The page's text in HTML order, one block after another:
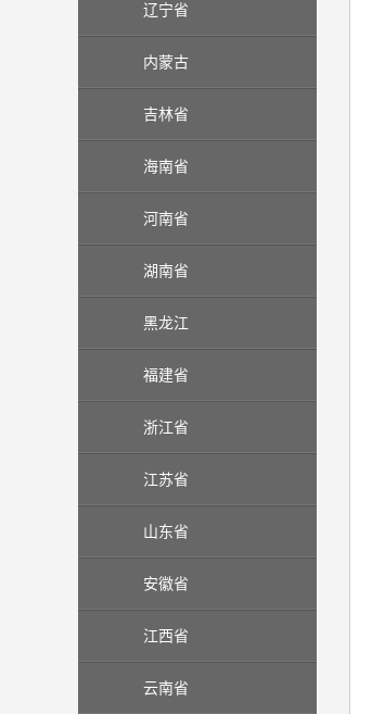
辽宁省
内蒙古
吉林省
海南省
河南省
湖南省
黑龙江
福建省
浙江省
江苏省
山东省
安徽省
江西省
云南省